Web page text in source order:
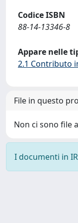
Codice ISBN
88-14-13346-8
Appare nelle
2.1 Contributo
File in questo
Non ci sono file
I documenti in